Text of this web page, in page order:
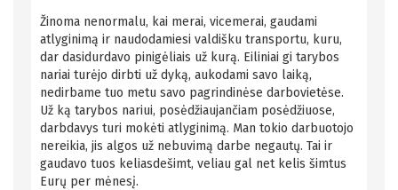
Žinoma nenormalu, kai merai, vicemerai, gaudami
atlyginimą ir naudodamiesi valdišku transportu, kuru,
dar dasidurdavo pinigėliais už kurą. Eiliniai gi tarybos
nariai turėjo dirbti už dyką, aukodami savo laiką,
nedirbame tuo metu savo pagrindinėse darbovietėse.
Už ką tarybos nariui, posėdžiaujančiam posėdžiuose,
darbdavys turi mokėti atlyginimą. Man tokio darbuotojo
nereikia, jis algos už nebuvimą darbe negautų. Tai ir
gaudavo tuos keliasdešimt, veliau gal net kelis šimtus
Eurų per mėnesį.